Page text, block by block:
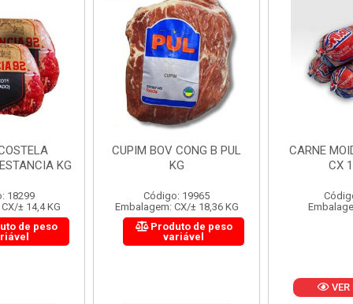
B PUL
19965
± 18,36 KG
de peso
CARNE MOIDA FORTBOI
CX 10KG
Código: 200
Embalagem: KG/10
LOMBINHO
Embalagem: